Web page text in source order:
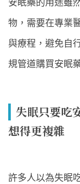
安眠藥的用途雖
物，需要在專業
與療程，避免自
規管道購買安眠
失眠只要吃
想得更複雜
許多人以為失眠